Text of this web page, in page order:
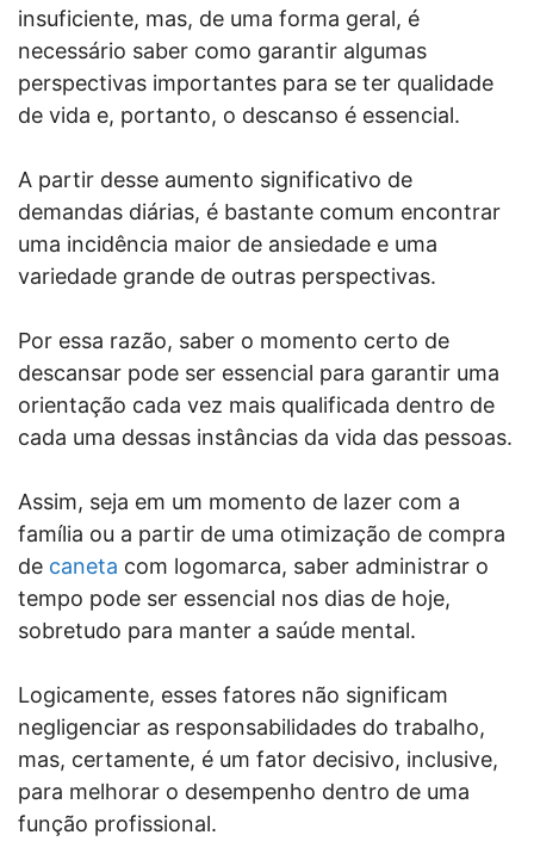
insuficiente, mas, de uma forma geral, é
necessário saber como garantir algumas
perspectivas importantes para se ter qualidade
de vida e, portanto, o descanso é essencial.
A partir desse aumento significativo de
demandas diárias, é bastante comum encontrar
uma incidência maior de ansiedade e uma
variedade grande de outras perspectivas.
Por essa razão, saber o momento certo de
descansar pode ser essencial para garantir uma
orientação cada vez mais qualificada dentro de
cada uma dessas instâncias da vida das pessoas.
Assim, seja em um momento de lazer com a
família ou a partir de uma otimização de compra
de caneta com logomarca, saber administrar o
tempo pode ser essencial nos dias de hoje,
sobretudo para manter a saúde mental.
Logicamente, esses fatores não significam
negligenciar as responsabilidades do trabalho,
mas, certamente, é um fator decisivo, inclusive,
para melhorar o desempenho dentro de uma
função profissional.